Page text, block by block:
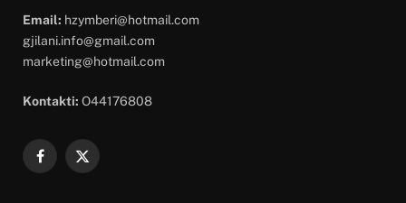
Email: hzymberi@hotmail.com
gjilani.info@gmail.com
marketing@hotmail.com
Kontakti: O44176808
Facebook
X